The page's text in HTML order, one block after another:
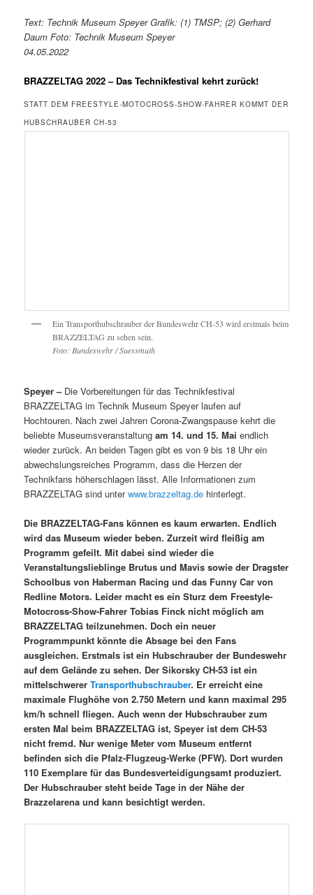
Text: Technik Museum Speyer Grafik: (1) TMSP; (2) Gerhard
Daum Foto: Technik Museum Speyer
04.05.2022
BRAZZELTAG 2022 – Das Technikfestival kehrt zurück!
STATT DEM FREESTYLE-MOTOCROSS-SHOW-FAHRER KOMMT DER
HUBSCHRAUBER CH-53
Ein Transporthubschrauber der Bundeswehr CH-53 wird erstmals beim
BRAZZELTAG zu sehen sein.
Foto: Bundeswehr / Suessmuth
Speyer – Die Vorbereitungen für das Technikfestival
BRAZZELTAG im Technik Museum Speyer laufen auf
Hochtouren. Nach zwei Jahren Corona-Zwangspause kehrt die
beliebte Museumsveranstaltung am 14. und 15. Mai endlich
wieder zurück. An beiden Tagen gibt es von 9 bis 18 Uhr ein
abwechslungsreiches Programm, dass die Herzen der
Technikfans höherschlagen lässt. Alle Informationen zum
BRAZZELTAG sind unterwww.brazzeltag.de hinterlegt.
Die BRAZZELTAG-Fans können es kaum erwarten. Endlich
wird das Museum wieder beben. Zurzeit wird fleißig am
Programm gefeilt. Mit dabei sind wieder die
Veranstaltungslieblinge Brutus und Mavis sowie der Dragster
Schoolbus von Haberman Racing und das Funny Car von
Redline Motors. Leider macht es ein Sturz dem Freestyle-
Motocross-Show-Fahrer Tobias Finck nicht möglich am
BRAZZELTAG teilzunehmen. Doch ein neuer
Programmpunkt könnte die Absage bei den Fans
ausgleichen. Erstmals ist ein Hubschrauber der Bundeswehr
auf dem Gelände zu sehen. Der Sikorsky CH-53 ist ein
mittelschwererTransporthubschrauber. Er erreicht eine
maximale Flughöhe von 2.750 Metern und kann maximal 295
km/h schnell fliegen. Auch wenn der Hubschrauber zum
ersten Mal beim BRAZZELTAG ist, Speyer ist dem CH-53
nicht fremd. Nur wenige Meter vom Museum entfernt
befinden sich die Pfalz-Flugzeug-Werke (PFW). Dort wurden
110 Exemplare für das Bundesverteidigungsamt produziert.
Der Hubschrauber steht beide Tage in der Nähe der
Brazzelarena und kann besichtigt werden.